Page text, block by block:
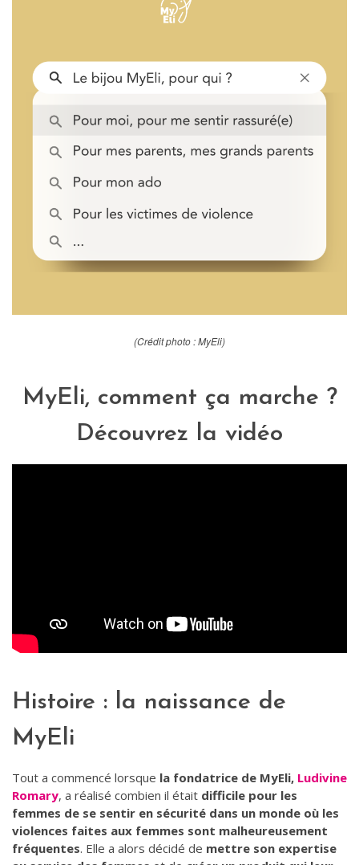
(Crédit photo : MyEli)
MyEli, comment ça marche ?
Découvrez la vidéo
Histoire : la naissance de
MyEli
Tout a commencé lorsque la fondatrice de MyEli, Ludivine
Romary, a réalisé combien il était difficile pour les
femmes de se sentir en sécurité dans un monde où les
violences faites aux femmes sont malheureusement
fréquentes. Elle a alors décidé de mettre son expertise